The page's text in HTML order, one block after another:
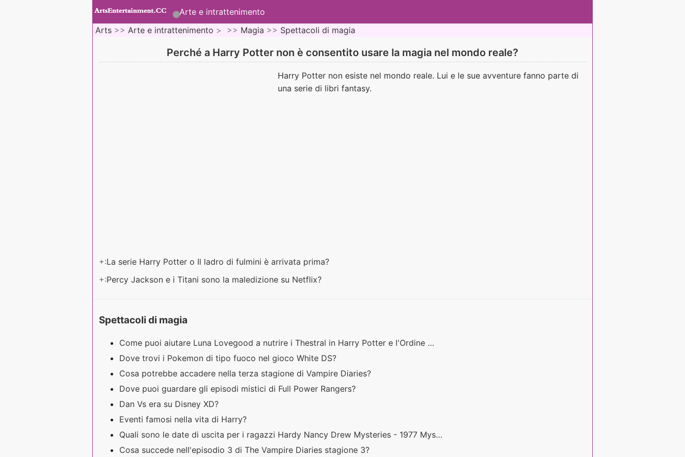
Arte e intrattenimento
Arts >> Arte e intrattenimento > >> Magia >> Spettacoli di magia
Perché a Harry Potter non è consentito usare la magia nel mondo reale?
Harry Potter non esiste nel mondo reale. Lui e le sue avventure fanno parte di
una serie di libri fantasy.
+:La serie Harry Potter o Il ladro di fulmini è arrivata prima?
+:Percy Jackson e i Titani sono la maledizione su Netflix?
Spettacoli di magia
Come puoi aiutare Luna Lovegood a nutrire i Thestral in Harry Potter e l'Ordine …
Dove trovi i Pokemon di tipo fuoco nel gioco White DS?
Cosa potrebbe accadere nella terza stagione di Vampire Diaries?
Dove puoi guardare gli episodi mistici di Full Power Rangers?
Dan Vs era su Disney XD?
Eventi famosi nella vita di Harry?
Quali sono le date di uscita per i ragazzi Hardy Nancy Drew Mysteries - 1977 Mys…
Cosa succede nell'episodio 3 di The Vampire Diaries stagione 3?